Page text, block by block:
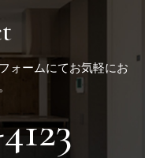
ォームにてお気軽にお